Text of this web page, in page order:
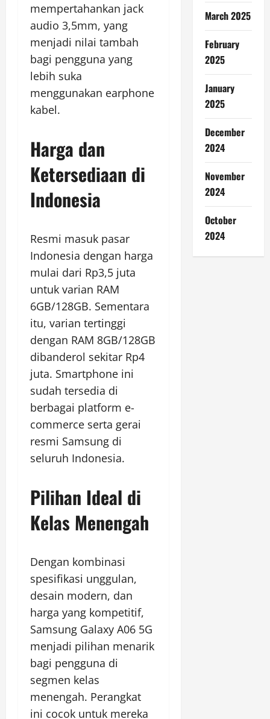
mempertahankan jack
audio 3,5mm, yang
menjadi nilai tambah
bagi pengguna yang
lebih suka
menggunakan earphone
kabel.
Harga dan
Ketersediaan di
Indonesia
Resmi masuk pasar
Indonesia dengan harga
mulai dari Rp3,5 juta
untuk varian RAM
6GB/128GB. Sementara
itu, varian tertinggi
dengan RAM 8GB/128GB
dibanderol sekitar Rp4
juta. Smartphone ini
sudah tersedia di
berbagai platform e-
commerce serta gerai
resmi Samsung di
seluruh Indonesia.
Pilihan Ideal di
Kelas Menengah
Dengan kombinasi
spesifikasi unggulan,
desain modern, dan
harga yang kompetitif,
Samsung Galaxy A06 5G
menjadi pilihan menarik
bagi pengguna di
segmen kelas
menengah. Perangkat
ini cocok untuk mereka
March 2025
February
2025
January
2025
December
2024
November
2024
October
2024